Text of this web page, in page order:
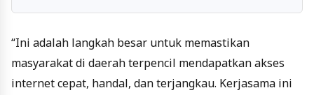
“Ini adalah langkah besar untuk memastikan
masyarakat di daerah terpencil mendapatkan akses
internet cepat, handal, dan terjangkau. Kerjasama ini